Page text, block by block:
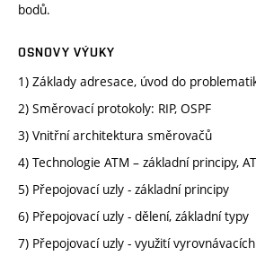
bodů.
OSNOVY VÝUKY
1) Základy adresace, úvod do
2) Směrovací protokoly: RIP, OSPF
3) Vnitřní architektura směrovačů
4) Technologie ATM – základní principy,
5) Přepojovací uzly - základní principy
6) Přepojovací uzly - dělení, základní typy
7) Přepojovací uzly - využití